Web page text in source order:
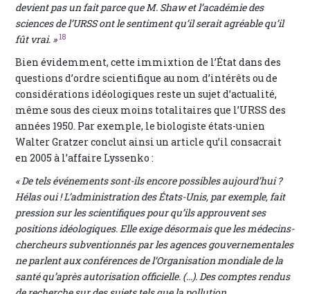
devient pas un fait parce que M. Shaw et l’académie des
sciences de l’URSS ont le sentiment qu’il serait agréable qu’il
fût vrai. » 18
Bien évidemment, cette immixtion de l’État dans des
questions d’ordre scientifique au nom d’intérêts ou de
considérations idéologiques reste un sujet d’actualité,
même sous des cieux moins totalitaires que l’URSS des
années 1950. Par exemple, le biologiste états-unien
Walter Gratzer conclut ainsi un article qu’il consacrait
en 2005 à l’affaire Lyssenko :
« De tels événements sont-ils encore possibles aujourd’hui ?
Hélas oui ! L’administration des États-Unis, par exemple, fait
pression sur les scientifiques pour qu’ils approuvent ses
positions idéologiques. Elle exige désormais que les médecins-
chercheurs subventionnés par les agences gouvernementales
ne parlent aux conférences de l’Organisation mondiale de la
santé qu’après autorisation officielle. (…). Des comptes rendus